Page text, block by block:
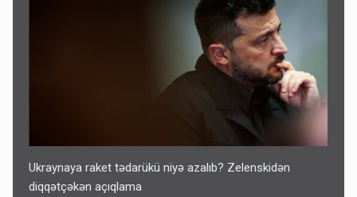
Ukraynaya raket tədarükü niyə azalıb? Zelenskidən
diqqətçəkən açıqlama